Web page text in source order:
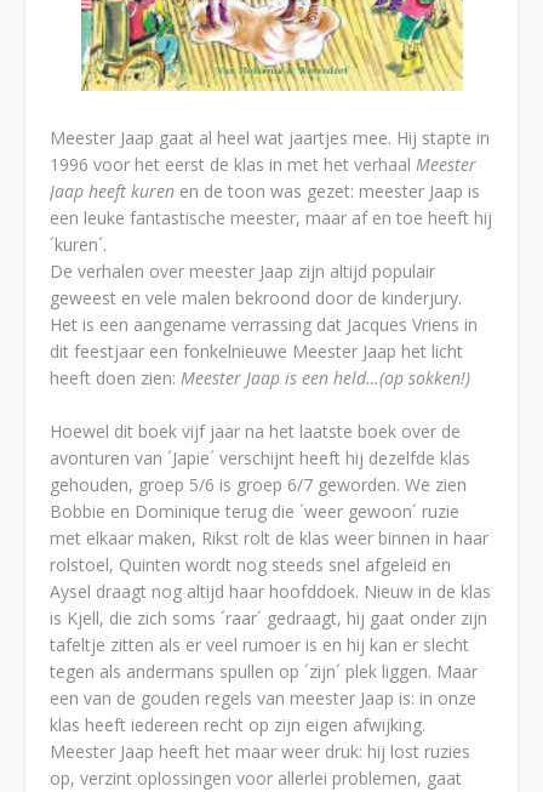
Meester Jaap gaat al heel wat jaartjes mee. Hij stapte in
1996 voor het eerst de klas in met het verhaal Meester
Jaap heeft kuren en de toon was gezet: meester Jaap is
een leuke fantastische meester, maar af en toe heeft hij
´kuren´.
De verhalen over meester Jaap zijn altijd populair
geweest en vele malen bekroond door de kinderjury.
Het is een aangename verrassing dat Jacques Vriens in
dit feestjaar een fonkelnieuwe Meester Jaap het licht
heeft doen zien: Meester Jaap is een held…(op sokken!)
Hoewel dit boek vijf jaar na het laatste boek over de
avonturen van ´Japie´ verschijnt heeft hij dezelfde klas
gehouden, groep 5/6 is groep 6/7 geworden. We zien
Bobbie en Dominique terug die ´weer gewoon´ ruzie
met elkaar maken, Rikst rolt de klas weer binnen in haar
rolstoel, Quinten wordt nog steeds snel afgeleid en
Aysel draagt nog altijd haar hoofddoek. Nieuw in de klas
is Kjell, die zich soms ´raar´ gedraagt, hij gaat onder zijn
tafeltje zitten als er veel rumoer is en hij kan er slecht
tegen als andermans spullen op ´zijn´ plek liggen. Maar
een van de gouden regels van meester Jaap is: in onze
klas heeft iedereen recht op zijn eigen afwijking.
Meester Jaap heeft het maar weer druk: hij lost ruzies
op, verzint oplossingen voor allerlei problemen, gaat